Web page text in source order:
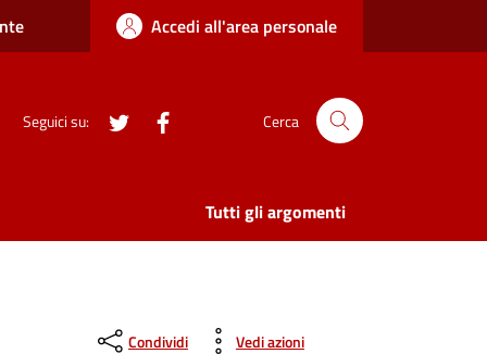
Accedi all'area personale
Seguici su: twitter Cerca
Tutti gli argomenti
Condividi Vedi azioni